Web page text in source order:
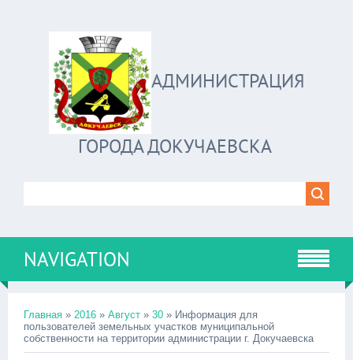
АДМИНИСТРАЦИЯ
ГОРОДА ДОКУЧАЕВСКА
NAVIGATION
Главная » 2016 » Август » 30 » Информация для
пользователей земельных участков муниципальной
собственности на территории администрации г. Докучаевска